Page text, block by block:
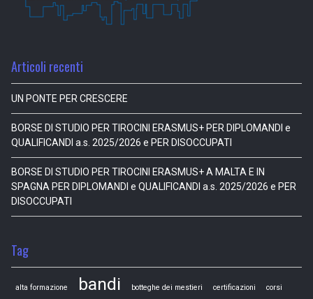
Articoli recenti
UN PONTE PER CRESCERE
BORSE DI STUDIO PER TIROCINI ERASMUS+ PER DIPLOMANDI e
QUALIFICANDI a.s. 2025/2026 e PER DISOCCUPATI
BORSE DI STUDIO PER TIROCINI ERASMUS+ A MALTA E IN
SPAGNA PER DIPLOMANDI e QUALIFICANDI a.s. 2025/2026 e PER
DISOCCUPATI
Tag
alta formazione bandi botteghe dei mestieri certificazioni corsi